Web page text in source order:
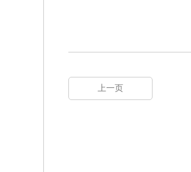
上一页